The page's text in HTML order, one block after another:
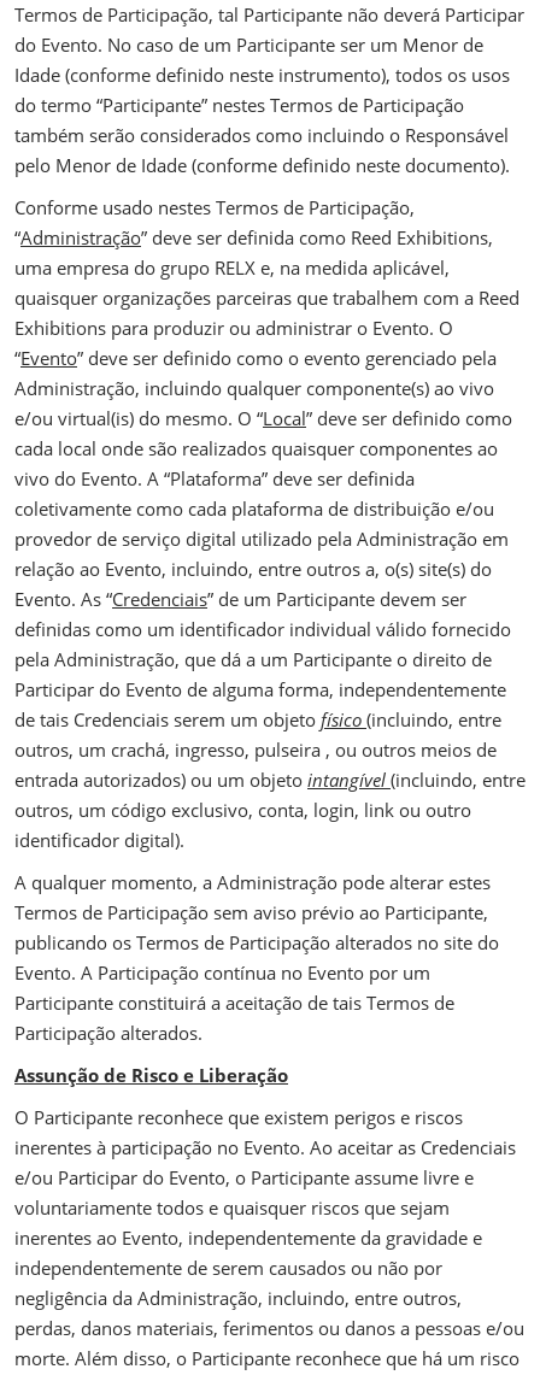
Termos de Participação, tal Participante não deverá Participar
do Evento. No caso de um Participante ser um Menor de
Idade (conforme definido neste instrumento), todos os usos
do termo “Participante” nestes Termos de Participação
também serão considerados como incluindo o Responsável
pelo Menor de Idade (conforme definido neste documento).
Conforme usado nestes Termos de Participação,
“Administração” deve ser definida como Reed Exhibitions,
uma empresa do grupo RELX e, na medida aplicável,
quaisquer organizações parceiras que trabalhem com a Reed
Exhibitions para produzir ou administrar o Evento. O
“Evento” deve ser definido como o evento gerenciado pela
Administração, incluindo qualquer componente(s) ao vivo
e/ou virtual(is) do mesmo. O “Local” deve ser definido como
cada local onde são realizados quaisquer componentes ao
vivo do Evento. A “Plataforma” deve ser definida
coletivamente como cada plataforma de distribuição e/ou
provedor de serviço digital utilizado pela Administração em
relação ao Evento, incluindo, entre outros a, o(s) site(s) do
Evento. As “Credenciais” de um Participante devem ser
definidas como um identificador individual válido fornecido
pela Administração, que dá a um Participante o direito de
Participar do Evento de alguma forma, independentemente
de tais Credenciais serem um objeto físico (incluindo, entre
outros, um crachá, ingresso, pulseira , ou outros meios de
entrada autorizados) ou um objeto intangível (incluindo, entre
outros, um código exclusivo, conta, login, link ou outro
identificador digital).
A qualquer momento, a Administração pode alterar estes
Termos de Participação sem aviso prévio ao Participante,
publicando os Termos de Participação alterados no site do
Evento. A Participação contínua no Evento por um
Participante constituirá a aceitação de tais Termos de
Participação alterados.
Assunção de Risco e Liberação
O Participante reconhece que existem perigos e riscos
inerentes à participação no Evento. Ao aceitar as Credenciais
e/ou Participar do Evento, o Participante assume livre e
voluntariamente todos e quaisquer riscos que sejam
inerentes ao Evento, independentemente da gravidade e
independentemente de serem causados ou não por
negligência da Administração, incluindo, entre outros,
perdas, danos materiais, ferimentos ou danos a pessoas e/ou
morte. Além disso, o Participante reconhece que há um risco